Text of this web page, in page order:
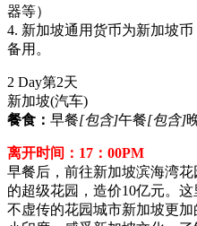
器等）
4. 新加坡通用货币为新加坡
备用。
2 Day第2天
新加坡(汽车)
餐食： 早餐[包含]午餐[包含]
离开时间：17：00PM
早餐后，前往新加坡滨海湾
的超级花园，造价10亿元。
不虚传的花园城市新加坡更